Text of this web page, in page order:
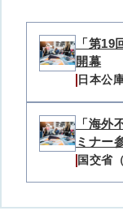
「第
開幕
日本公
「海外
ミナー
国交省